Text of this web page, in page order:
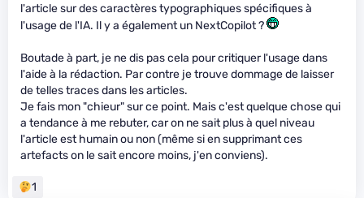
l'article sur des caractères typographiques spécifiques à
l'usage de l'IA. Il y a également un NextCopilot ?
Boutade à part, je ne dis pas cela pour critiquer l'usage dans
l'aide à la rédaction. Par contre je trouve dommage de laisser
de telles traces dans les articles.
Je fais mon "chieur" sur ce point. Mais c'est quelque chose qui
a tendance à me rebuter, car on ne sait plus à quel niveau
l'article est humain ou non (même si en supprimant ces
artefacts on le sait encore moins, j'en conviens).
1